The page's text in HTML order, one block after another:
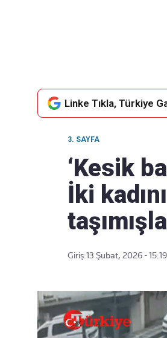
Linke Tıkla, Türkiye
3. SAYFA
‘Kesik
İki
Giriş:13 Şubat, 2026 - 15:19